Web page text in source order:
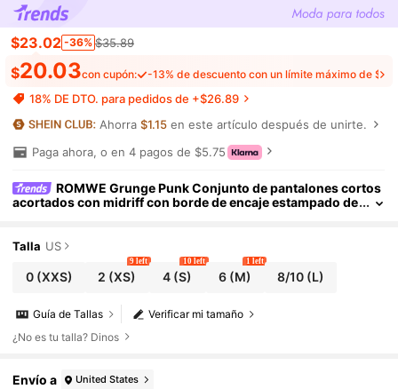
$23.02 -36% $35.89
$20.03con cupón: -13% de descuento con un límite máximo de
18% DE DTO. para pedidos de +$26.89
Ahorra$1.15 en este artículo después de unirte.
Paga ahora, o en 4 pagos de $5.75
ROMWE Grunge Punk Conjunto de pantalones cortos
acortados con midriff con borde de encaje estampado de
Talla US
0(XXS) 2 (XS)
9 left
4 (S)
10 left
6 (M)
1 left
8/10 (L)
Verificar mi tamaño
Guía de Tallas
¿No es tu talla? Dinos
Envío a United States